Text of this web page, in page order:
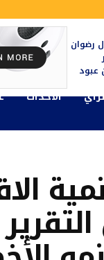
رضوان
عبود
الأحداث